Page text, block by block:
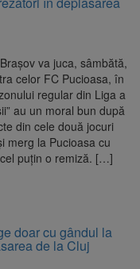
Brașov
de
țara,
va juca, sâmbătă,
celor FC Pucioasa, în
regular din Liga a
au un moral bun după
din cele două jocuri
merg la Pucioasa cu
puțin o remiză. […]
doar cu gândul la
de la Cluj